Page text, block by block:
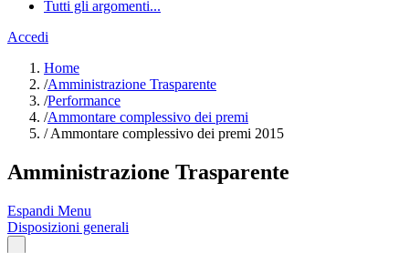
Tutti gli argomenti...
Accedi
Home
/Amministrazione Trasparente
/Performance
/Ammontare complessivo dei premi
/Ammontare complessivo dei premi 2015
Amministrazione Trasparente
Espandi Menu
Disposizioni generali